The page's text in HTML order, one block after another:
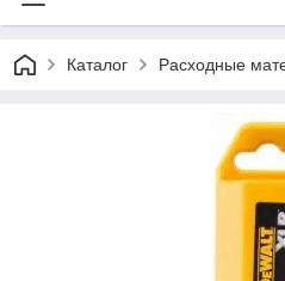
Каталог Расходные